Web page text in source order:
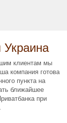
клиентам мы
компания готова
пункта на
ближайшее
при